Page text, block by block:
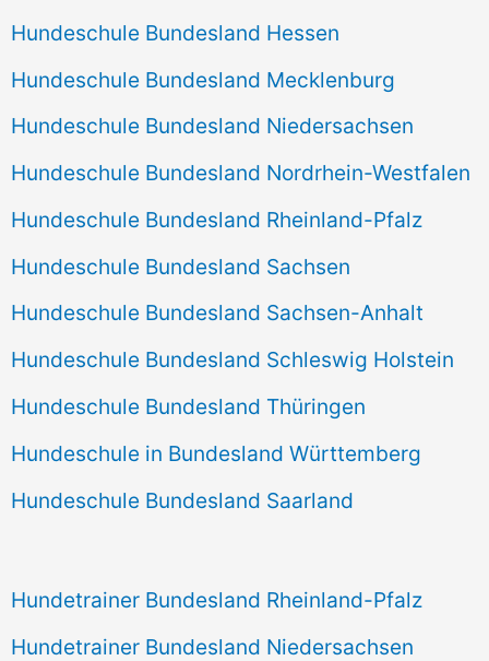
Hundeschule Bundesland Hessen
Hundeschule Bundesland Mecklenburg
Hundeschule Bundesland Niedersachsen
Hundeschule Bundesland Nordrhein-Westfalen
Hundeschule Bundesland Rheinland-Pfalz
Hundeschule Bundesland Sachsen
Hundeschule Bundesland Sachsen-Anhalt
Hundeschule Bundesland Schleswig Holstein
Hundeschule Bundesland Thüringen
Hundeschule in Bundesland Württemberg
Hundeschule Bundesland Saarland
Hundetrainer Bundesland Rheinland-Pfalz
Hundetrainer Bundesland Niedersachsen